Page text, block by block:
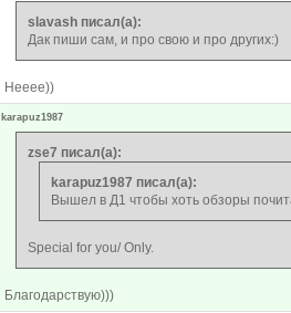
slavash писал(а):
Дак пиши сам, и про свою и про других:)
Нееее))
karapuz1987
zse7 писал(а):
karapuz1987 писал(а):
Вышел в Д1 чтобы хоть обзоры
Special for you/ Only.
Благодарствую)))